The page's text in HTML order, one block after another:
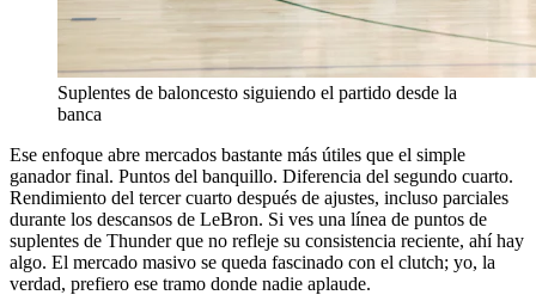
Suplentes de baloncesto siguiendo el partido desde la
banca
Ese enfoque abre mercados bastante más útiles que el simple
ganador final. Puntos del banquillo. Diferencia del segundo cuarto.
Rendimiento del tercer cuarto después de ajustes, incluso parciales
durante los descansos de LeBron. Si ves una línea de puntos de
suplentes de Thunder que no refleje su consistencia reciente, ahí hay
algo. El mercado masivo se queda fascinado con el clutch; yo, la
verdad, prefiero ese tramo donde nadie aplaude.